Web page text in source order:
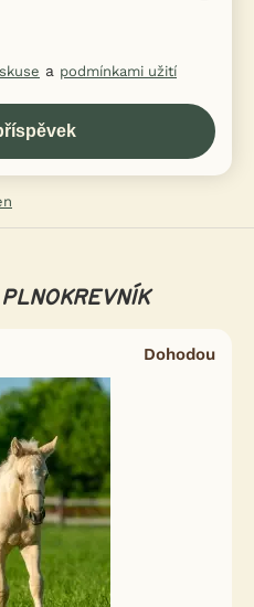
a podmínkami užití
Dohodou